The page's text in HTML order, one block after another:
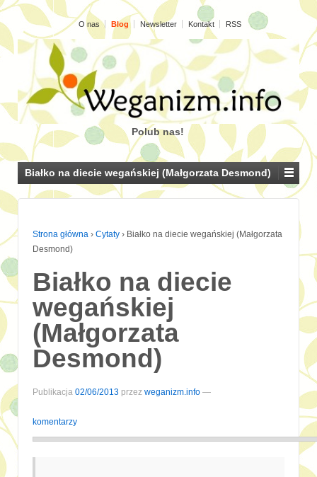
O nas Blog Newsletter Kontakt RSS
Polub nas!
Białko na diecie wegańskiej (Małgorzata Desmond)
Strona główna › Cytaty › Białko na diecie wegańskiej (Małgorzata
Desmond)
Białko na diecie
wegańskiej
(Małgorzata
Desmond)
Publikacja 02/06/2013 przez weganizm.info —
komentarzy